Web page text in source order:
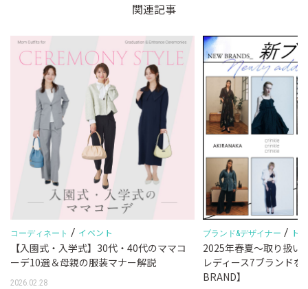
関連記事
コーディネート / イベント
【入園式・入学式】30代・40代のママコ
ーデ10選＆母親の服装マナー解説
2026.02.28
ブランド&デザイナー / ト
2025年春夏～取り扱い
レディース7ブランドを
BRAND】